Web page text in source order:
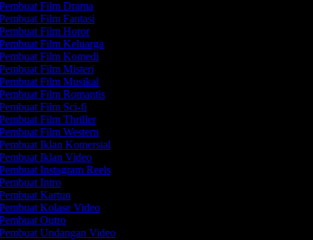
Film Drama
Film Fantasi
Film Horor
Film Keluarga
Film Komedi
Film Misteri
Film Musikal
Film Romantis
Film Sci-fi
Film Thriller
Film Western
Iklan Komersial
Iklan Video
Instagram Reels
Intro
Kartun
Kolase Video
Outro
Undangan Video